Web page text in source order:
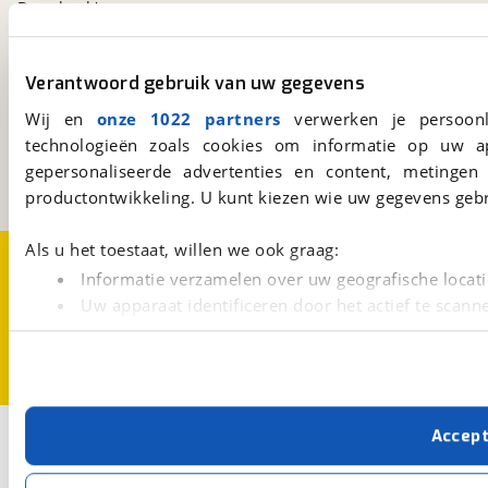
Verantwoord gebruik van uw gegevens
Wij en onze 1022 partners verwerken je
technologieën zoals cookies om informatie op
gepersonaliseerde advertenties en content,
productontwikkeling. U kunt kiezen wie uw gegevens
Als u het toestaat, willen we ook graag:
Informatie verzamelen over uw geografische
Uw apparaat identificeren door het actief te
Lees meer over hoe uw persoonlijke gegevens worden
Met cookies en vergelijkbare technieken zorgen we
cookies zorgen ervoor dat de website goed werkt.
verbeteren. We tonen je graag relevante advertenties
Honda NC 750 S
viaBOVAG.nl
Kosterijland15
3981 AJ
Bunnik
Een initiatief van
BOVAG
Download 'm nu.
Over viaBOVAG.nlDisclaimer- en Privacyverklaring
CookievoorkeurenVacatures